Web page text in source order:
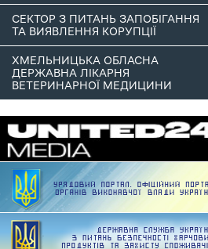
СЕКТОР З ПИТАНЬ ЗАПОБІГАННЯ
ТА ВИЯВЛЕННЯ КОРУПЦІЇ
ХМЕЛЬНИЦЬКА ОБЛАСНА
ДЕРЖАВНА ЛІКАРНЯ
ВЕТЕРИНАРНОЇ МЕДИЦИНИ